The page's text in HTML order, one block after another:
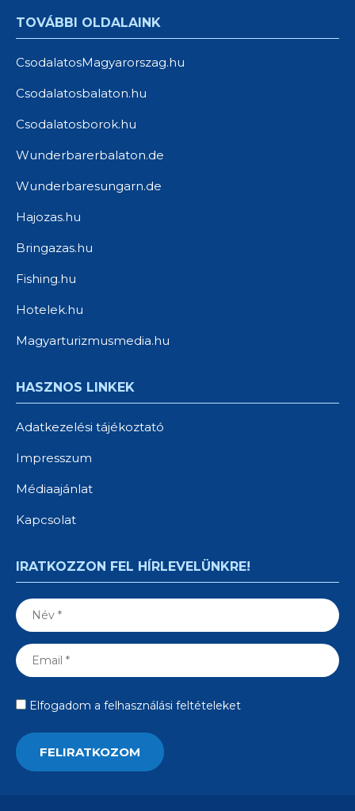
TOVÁBBI OLDALAINK
CsodalatosMagyarorszag.hu
Csodalatosbalaton.hu
Csodalatosborok.hu
Wunderbarerbalaton.de
Wunderbaresungarn.de
Hajozas.hu
Bringazas.hu
Fishing.hu
Hotelek.hu
Magyarturizmusmedia.hu
HASZNOS LINKEK
Adatkezelési tájékoztató
Impresszum
Médiaajánlat
Kapcsolat
IRATKOZZON FEL HÍRLEVELÜNKRE!
Elfogadom a felhasználási feltételeket